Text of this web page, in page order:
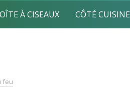
À CISEAUX CÔTÉ CUISINE
feu